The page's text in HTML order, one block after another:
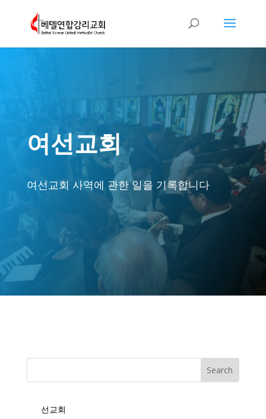
여선교회
여선교회 사역에 관한 일을 기록합니다
선교회